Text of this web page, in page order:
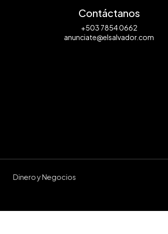
Contáctanos
+503 7854 0662
anunciate@elsalvador.com
Dinero y Negocios